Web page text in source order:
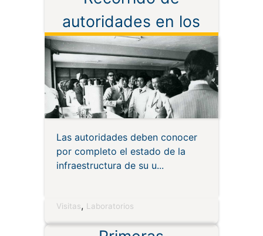
autoridades en los
laboratorios
Las autoridades deben conocer
por completo el estado de la
infraestructura de su u
Visitas, Laboratorios